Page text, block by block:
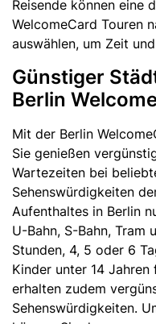
Reisende können eine
WelcomeCard Touren
auswählen, um Zeit
Günstiger
Berlin
Mit der Berlin
Sie genießen
Wartezeiten bei
Sehenswürdigkeiten
Aufenthaltes in Berlin
U-Bahn, S-Bahn, Tram
Stunden, 4, 5 oder 6
Kinder unter 14
erhalten zudem
Sehenswürdigkeiten.